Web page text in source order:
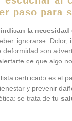
paso para
la necesidad
ignorarse. Dolor,
deformidad son
de que algo no
certificado es el
y prevenir
se trata de tu